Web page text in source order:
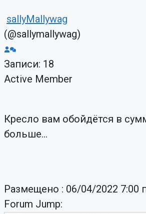
sallyMallywag
(@sallymallywag)
Записи: 18
Active Member
Кресло вам обойдётся в
больше...
Размещено : 06/04/2022 7:00
Forum Jump: